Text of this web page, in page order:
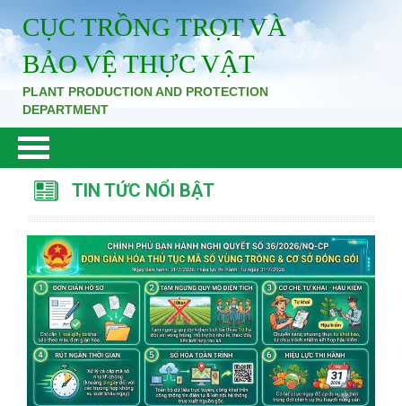
CỤC TRỒNG TRỌT VÀ
BẢO VỆ THỰC VẬT
PLANT PRODUCTION AND PROTECTION
DEPARTMENT
TIN TỨC NỔI BẬT